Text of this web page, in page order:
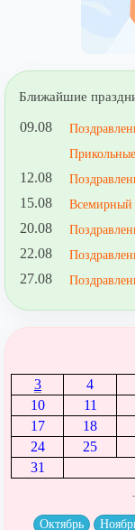
Ближайшие
09.08
12.08
15.08 Всемирный
20.08
22.08
27.08
3
4
10
11
17
18
24
25
31
Октябрь